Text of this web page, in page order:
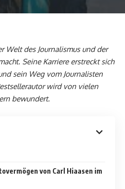
Welt des Journalismus und der
Seine Karriere erstreckt sich
sein Weg vom Journalisten
wird von vielen
bewundert.
von Carl Hiaasen im